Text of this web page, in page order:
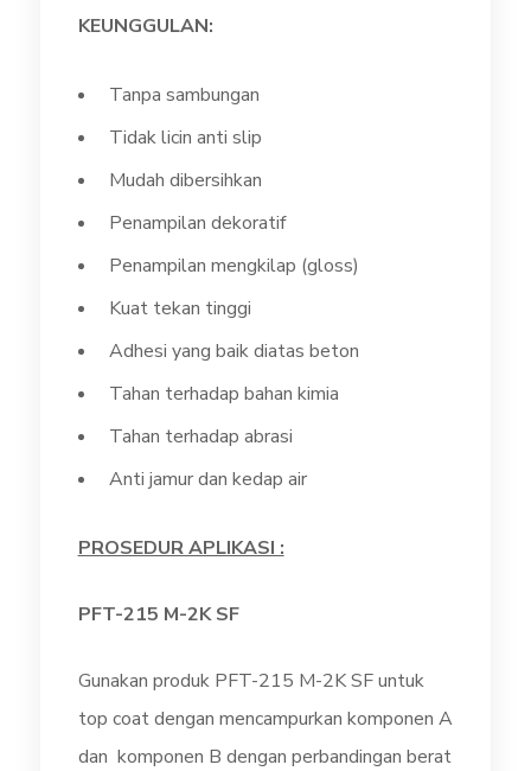
KEUNGGULAN:
Tanpa sambungan
Tidak licin anti slip
Mudah dibersihkan
Penampilan dekoratif
Penampilan mengkilap (gloss)
Kuat tekan tinggi
Adhesi yang baik diatas beton
Tahan terhadap bahan kimia
Tahan terhadap abrasi
Anti jamur dan kedap air
PROSEDUR APLIKASI :
PFT-215 M-2K SF
Gunakan produk PFT-215 M-2K SF untuk
top coat dengan mencampurkan komponen A
dan komponen B dengan perbandingan berat